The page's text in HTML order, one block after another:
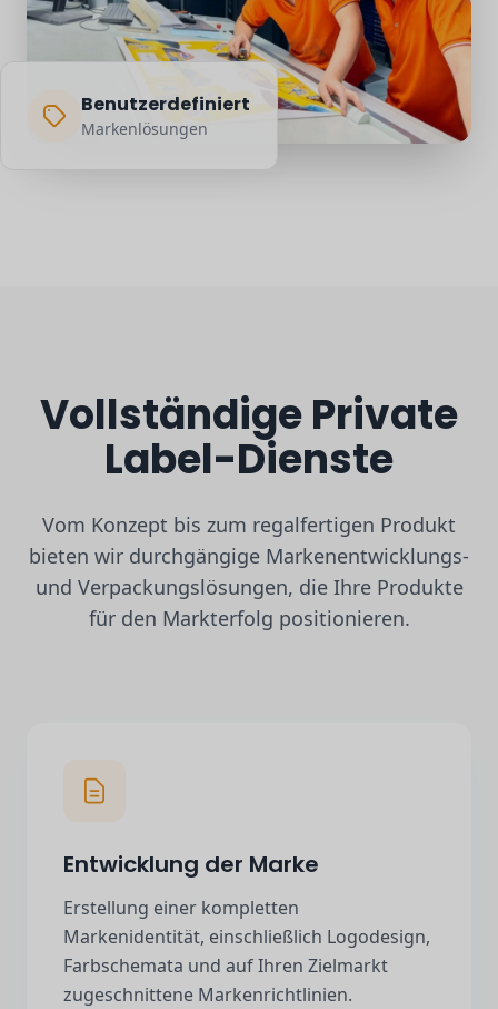
Benutzerdefiniert
Markenlösungen
Vollständige Private
Label-Dienste
Vom Konzept bis zum regalfertigen Produkt
bieten wir durchgängige Markenentwicklungs-
und Verpackungslösungen, die Ihre Produkte
für den Markterfolg positionieren.
Entwicklung der Marke
Erstellung einer kompletten
Markenidentität, einschließlich Logodesign,
Farbschemata und auf Ihren Zielmarkt
zugeschnittene Markenrichtlinien.